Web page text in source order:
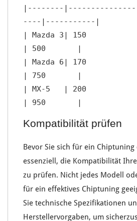
|--------
----|-----------|
| Mazda 3| 150
| 500       |
| Mazda 6| 170
| 750       |
| MX-5   | 200           |
Kompatibilität prüfen
Bevor Sie sich für ein Chiptuning
essenziell, die Kompatibilität
zu prüfen. Nicht jedes Modell
für ein effektives Chiptuning
Sie technische Spezifikationen
Herstellervorgaben, um